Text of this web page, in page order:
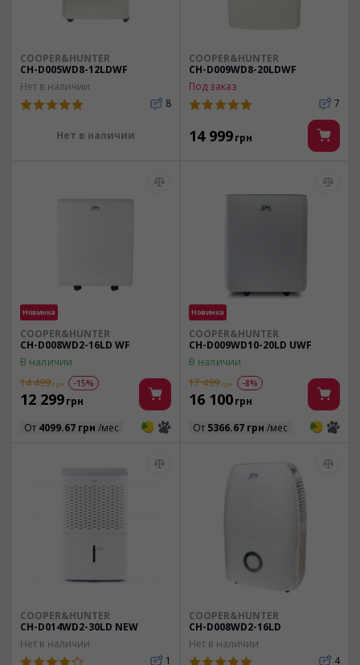
COOPER&HUNTER
CH-D005WD8-12LDWF
Нет в наличии
8
Нет в наличии
COOPER&HUNTER
CH-D009WD8-20LDWF
Под заказ
7
14 999грн
Новинка
COOPER&HUNTER
CH-D008WD2-16LD WF
В наличии
14 499 грн -15%
12 299грн
От 4099.67 грн /мес 3 3
Новинка
COOPER&HUNTER
CH-D009WD10-20LD UWF
В наличии
17 499 грн -8%
16 100грн
От 5366.67 грн /мес 3 3
COOPER&HUNTER
CH-D014WD2-30LD NEW
Нет в наличии
1
COOPER&HUNTER
CH-D008WD2-16LD
Нет в наличии
4